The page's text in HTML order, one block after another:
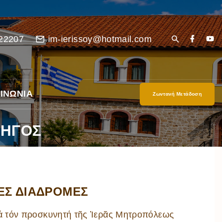
im-ierissoy@hotmail.com
Ζωντανή Μετάδοση
ΔΙΑΔΡΟΜΕΣ
τόν προσκυνητή τῆς Ἱερᾶς Μητροπόλεως